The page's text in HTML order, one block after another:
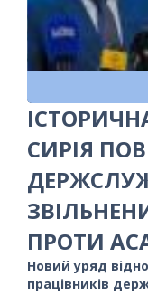
СИРІЯ
ПРОТИ
Новий уряд
працівників